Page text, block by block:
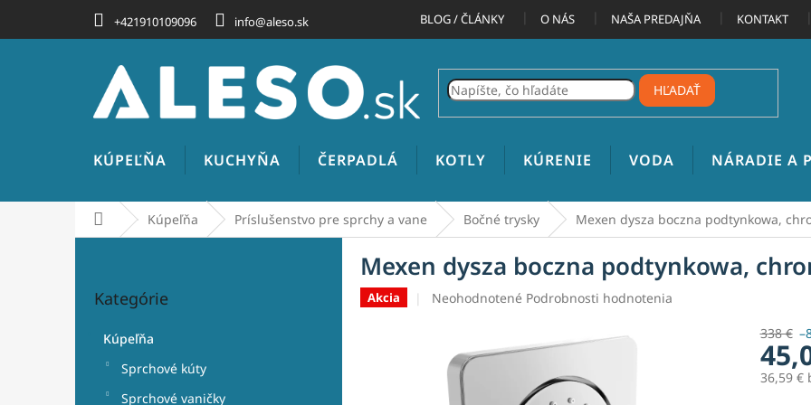
obsah
+421910109096 info@aleso.sk BLOG / ČLÁNKY O NÁS NAŠA PREDAJŇA KONTAKT
HĽADAŤ
KÚPEĽŇA KUCHYŇA ČERPADLÁ KOTLY KÚRENIE VODA NÁRADIE A
DomovKúpeľňa Príslušenstvo pre sprchy a vane Bočné trysky Mexen dysza boczna podtynkowa,
kategórie
Kategórie
Kúpeľňa
Sprchové kúty
Sprchové vaničky
Mexen dysza boczna podtynkowa,
Akcia
Priemerné
0,0
Neohodnotené Podrobnosti hodnotenia
338 €
36,59 €